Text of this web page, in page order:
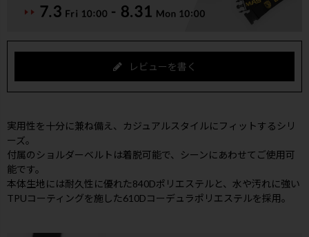
レビューを書く
実用性を十分に兼ね備え、カジュアルスタイルにフィットするシリ
ーズ。
付属のショルダーベルトは着脱可能で、シーンにあわせてご使用可
能です。
本体生地には耐久性に優れた840Dポリエステルと、水や汚れに強い
TPUコーティングを施した610Dコーデュラポリエステルを採用。